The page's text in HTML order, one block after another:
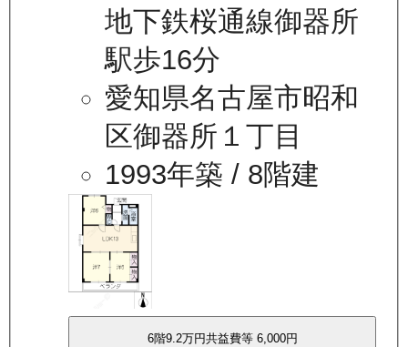
地下鉄桜通線御器所
駅歩16分
愛知県名古屋市昭和
区御器所１丁目
1993年築 / 8階建
6階9.2万円共益費等 6,000円